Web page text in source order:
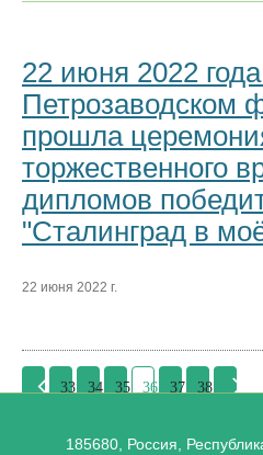
22 июня 2022
прошла
торжественного
дипломов
"Сталинград в
22 июня 2022 г.
33 34 35 36 37 38
185680, Россия,